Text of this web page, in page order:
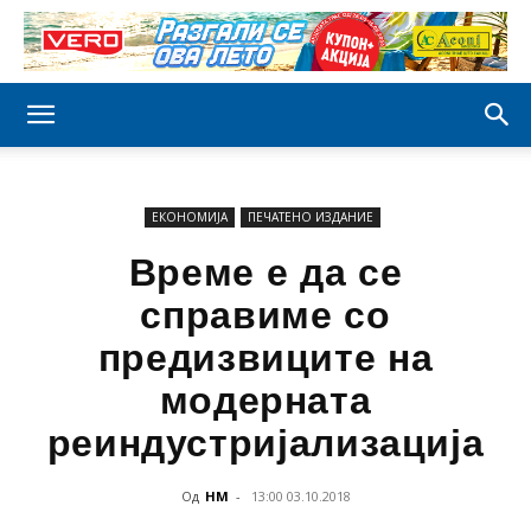
ЕКОНОМИЈА ПЕЧАТЕНО ИЗДАНИЕ
Време е да се
справиме со
предизвиците на
модерната
реиндустријализација
Од НМ - 13:00 03.10.2018